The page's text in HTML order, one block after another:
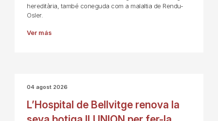
hereditària, també coneguda com a malaltia de Rendu-
Osler.
Ver más
04 agost 2026
L’Hospital de Bellvitge renova la